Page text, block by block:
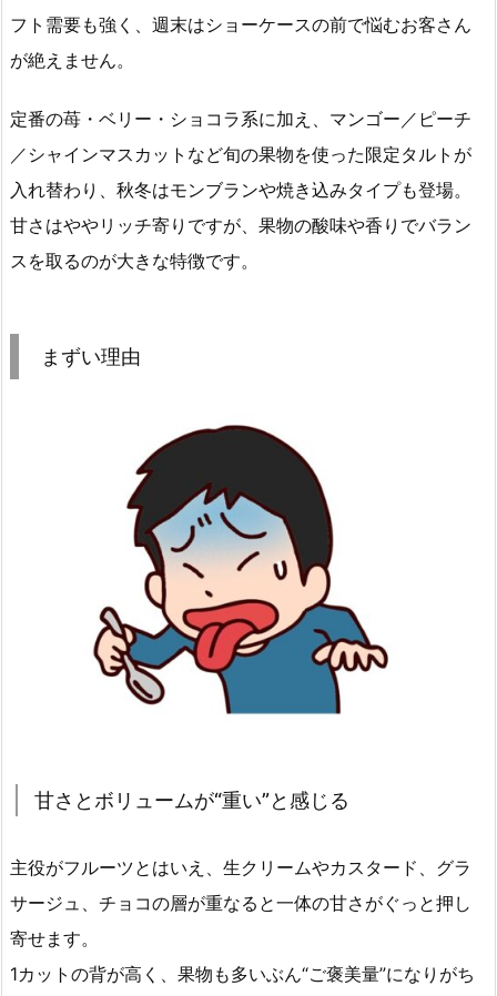
フト需要も強く、週末はショーケースの前で悩むお客さん
が絶えません。
定番の苺・ベリー・ショコラ系に加え、マンゴー／ピーチ
／シャインマスカットなど旬の果物を使った限定タルトが
入れ替わり、秋冬はモンブランや焼き込みタイプも登場。
甘さはややリッチ寄りですが、果物の酸味や香りでバラン
スを取るのが大きな特徴です。
まずい理由
甘さとボリュームが“重い”と感じる
主役がフルーツとはいえ、生クリームやカスタード、グラ
サージュ、チョコの層が重なると一体の甘さがぐっと押し
寄せます。
1カットの背が高く、果物も多いぶん“ご褒美量”になりがち